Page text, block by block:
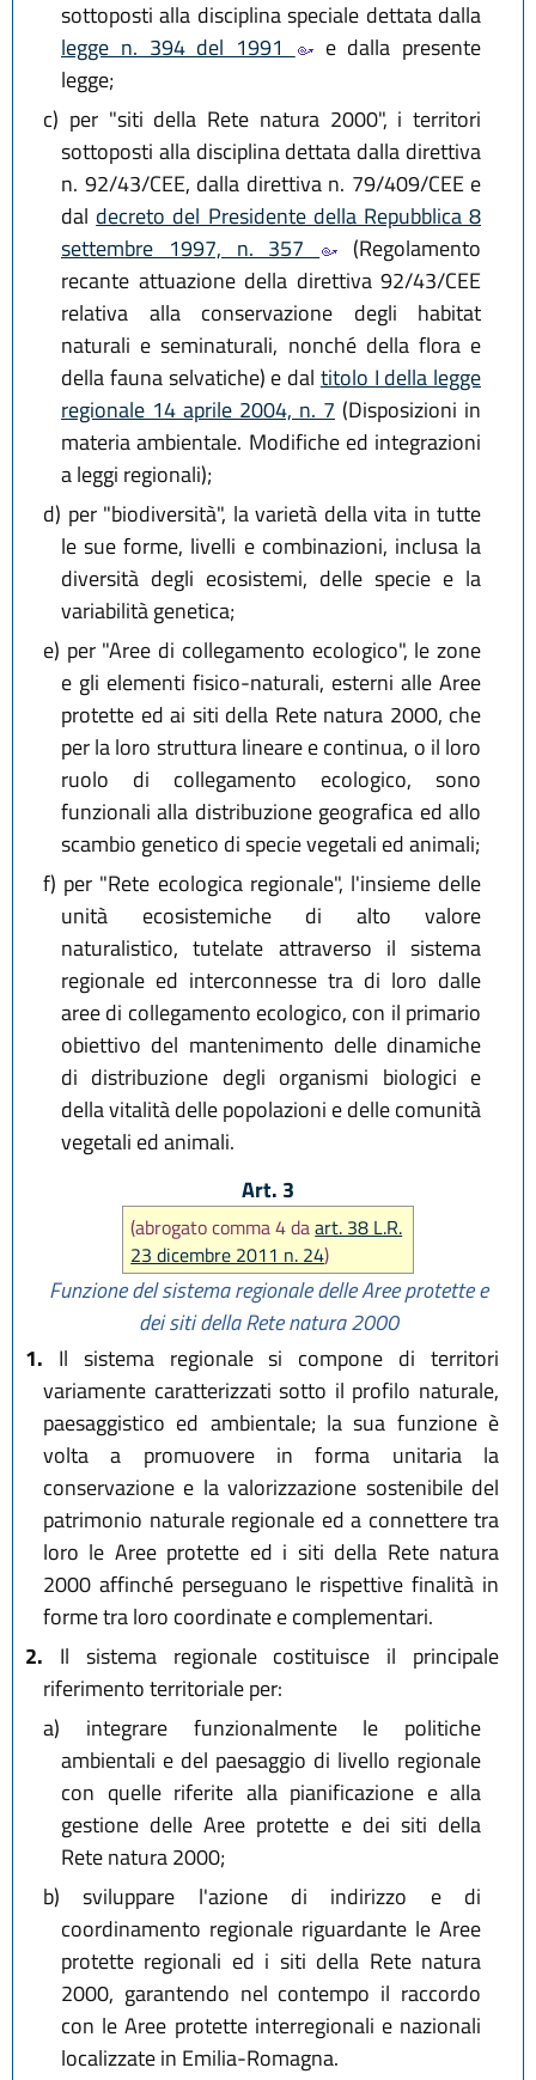
sottoposti alla disciplina speciale dettata dalla
legge n. 394 del 1991
e dalla presente
legge;
c) per "siti della Rete natura 2000", i territori
sottoposti alla disciplina dettata dalla direttiva
n. 92/43/CEE, dalla direttiva n. 79/409/CEE e
dal decreto del Presidente della Repubblica 8
settembre 1997, n. 357
(Regolamento
recante attuazione della direttiva 92/43/CEE
relativa alla conservazione degli habitat
naturali e seminaturali, nonché della flora e
della fauna selvatiche) e dal titolo I della legge
regionale 14 aprile 2004, n. 7 (Disposizioni in
materia ambientale. Modifiche ed integrazioni
a leggi regionali);
d) per "biodiversità", la varietà della vita in tutte
le sue forme, livelli e combinazioni, inclusa la
diversità degli ecosistemi, delle specie e la
variabilità genetica;
e) per "Aree di collegamento ecologico", le zone
e gli elementi fisico-naturali, esterni alle Aree
protette ed ai siti della Rete natura 2000, che
per la loro struttura lineare e continua, o il loro
ruolo di collegamento ecologico, sono
funzionali alla distribuzione geografica ed allo
scambio genetico di specie vegetali ed animali;
f) per "Rete ecologica regionale", l'insieme delle
unità ecosistemiche di alto valore
naturalistico, tutelate attraverso il sistema
regionale ed interconnesse tra di loro dalle
aree di collegamento ecologico, con il primario
obiettivo del mantenimento delle dinamiche
di distribuzione degli organismi biologici e
della vitalità delle popolazioni e delle comunità
vegetali ed animali.
Art. 3
(abrogato comma 4 daart. 38 L.R.
23 dicembre 2011 n. 24)
Funzione del sistema regionale delle Aree protette e
dei siti della Rete natura 2000
1. Il sistema regionale si compone di territori
variamente caratterizzati sotto il profilo naturale,
paesaggistico ed ambientale; la sua funzione è
volta a promuovere in forma unitaria la
conservazione e la valorizzazione sostenibile del
patrimonio naturale regionale ed a connettere tra
loro le Aree protette ed i siti della Rete natura
2000 affinché perseguano le rispettive finalità in
forme tra loro coordinate e complementari.
2. Il sistema regionale costituisce il principale
riferimento territoriale per:
a) integrare funzionalmente le politiche
ambientali e del paesaggio di livello regionale
con quelle riferite alla pianificazione e alla
gestione delle Aree protette e dei siti della
Rete natura 2000;
b) sviluppare l'azione di indirizzo e di
coordinamento regionale riguardante le Aree
protette regionali ed i siti della Rete natura
2000, garantendo nel contempo il raccordo
con le Aree protette interregionali e nazionali
localizzate in Emilia-Romagna.